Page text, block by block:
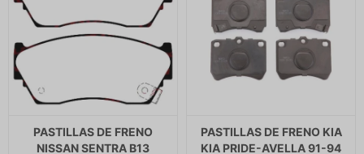
PASTILLAS DE FRENO
NISSAN SENTRA B13
PASTILLAS DE FRENO KIA
KIA PRIDE-AVELLA 91-94